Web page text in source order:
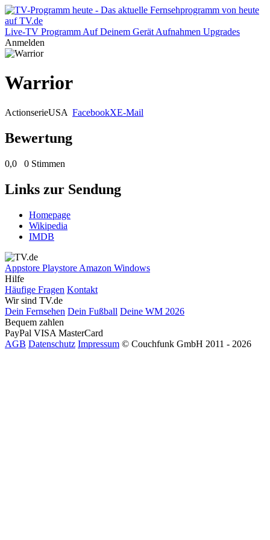
Live-TV Programm Auf Deinem Gerät Aufnahmen Upgrades
Anmelden
Warrior
ActionserieUSA FacebookXE-Mail
Bewertung
0,0 0 Stimmen
Links zur Sendung
Homepage
Wikipedia
IMDB
Appstore Playstore Amazon Windows
Hilfe
Häufige Fragen Kontakt
Wir sind TV.de
Dein Fernsehen Dein Fußball Deine WM 2026
Bequem zahlen
PayPal VISA MasterCard
AGB Datenschutz Impressum © Couchfunk GmbH 2011 - 2026